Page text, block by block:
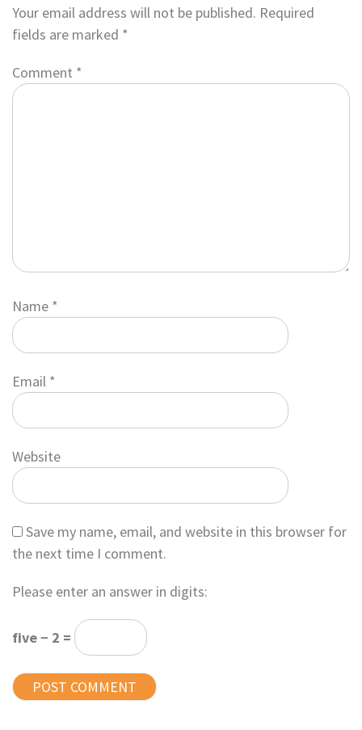
Your email address will not be published. Required
fields are marked *
Comment *
Name *
Email *
Website
Save my name, email, and website in this browser for
the next time I comment.
Please enter an answer in digits:
five − 2 =